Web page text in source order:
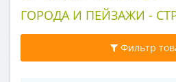
ГОРОДА И ПЕЙЗАЖИ -
Фильтр